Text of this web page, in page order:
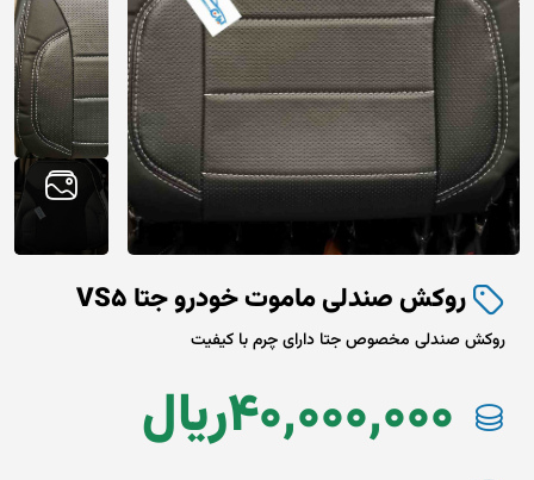
روکش صندلی ماموت خودرو جتا VS5
روکش صندلی مخصوص جتا دارای چرم با کیفیت
ريال40,000,000